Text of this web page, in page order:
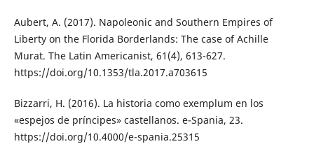
Aubert, A. (2017). Napoleonic and Southern Empires of
Liberty on the Florida Borderlands: The case of Achille
Murat. The Latin Americanist, 61(4), 613-627.
https://doi.org/10.1353/tla.2017.a703615
Bizzarri, H. (2016). La historia como exemplum en los
«espejos de príncipes» castellanos. e-Spania, 23.
https://doi.org/10.4000/e-spania.25315